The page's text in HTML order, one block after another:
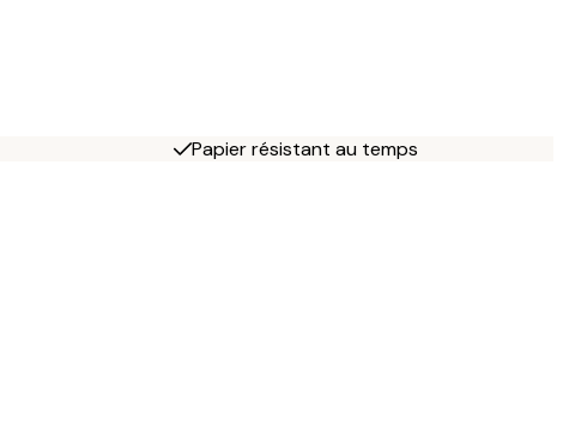
Papier résistant au temps